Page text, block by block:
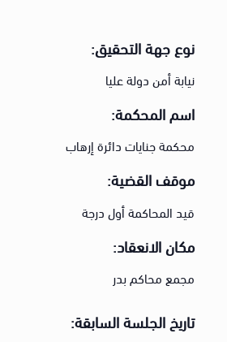
نوع جهة التحقيق:
نيابة أمن دولة عليا
اسم المحكمة:
محكمة جنايات دائرة إرهاب
موقف القضية:
قيد المحاكمة أول درجة
مكان الانعقاد:
مجمع محاكم بدر
تاريخ الجلسة السابقة: